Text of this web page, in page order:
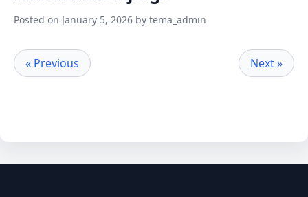
Posted on January 5, 2026 by tema_admin
« Previous Next »